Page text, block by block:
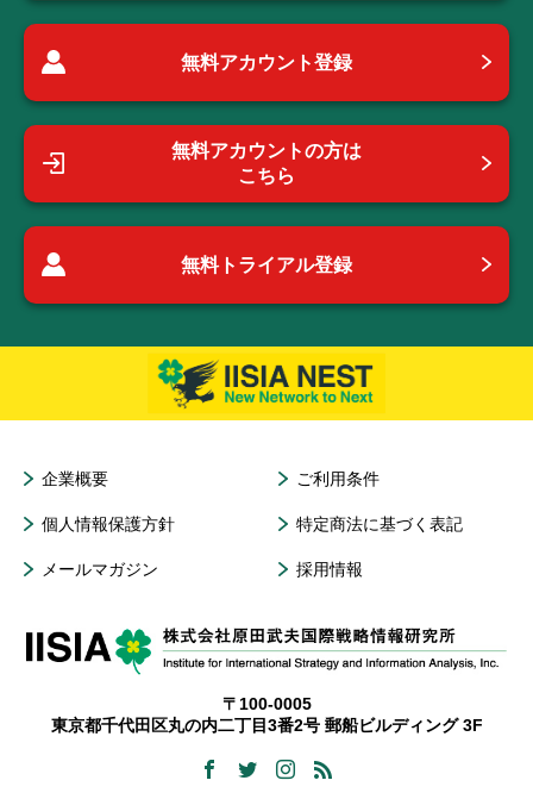
無料アカウント登録
無料アカウントの方は
こちら
無料トライアル登録
企業概要 ご利用条件
個人情報保護方針 特定商法に基づく表記
メールマガジン 採用情報
〒100-0005
東京都千代田区丸の内二丁目3番2号 郵船ビルディング 3F